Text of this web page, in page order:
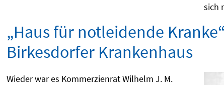
sich
„Haus für notleidende
Birkesdorfer Krankenhaus
Wieder war es Kommerzienrat Wilhelm J. M.